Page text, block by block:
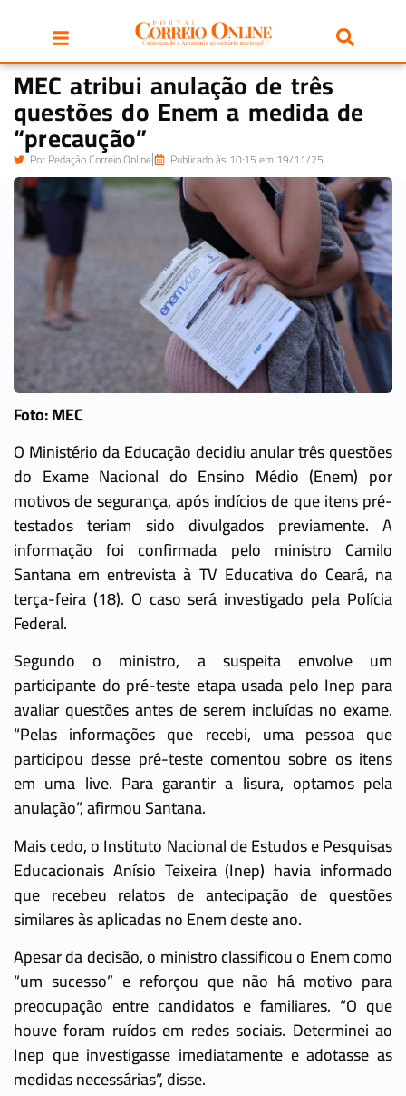
MEC atribui anulação de três
questões do Enem a medida de
“precaução”
PorRedação Correio Online Publicado às 10:15 em 19/11/25
Foto: MEC
O Ministério da Educação decidiu anular três questões
do Exame Nacional do Ensino Médio (Enem) por
motivos de segurança, após indícios de que itens pré-
testados teriam sido divulgados previamente. A
informação foi confirmada pelo ministro Camilo
Santana em entrevista à TV Educativa do Ceará, na
terça-feira (18). O caso será investigado pela Polícia
Federal.
Segundo o ministro, a suspeita envolve um
participante do pré-teste etapa usada pelo Inep para
avaliar questões antes de serem incluídas no exame.
“Pelas informações que recebi, uma pessoa que
participou desse pré-teste comentou sobre os itens
em uma live. Para garantir a lisura, optamos pela
anulação”, afirmou Santana.
Mais cedo, o Instituto Nacional de Estudos e Pesquisas
Educacionais Anísio Teixeira (Inep) havia informado
que recebeu relatos de antecipação de questões
similares às aplicadas no Enem deste ano.
Apesar da decisão, o ministro classificou o Enem como
“um sucesso” e reforçou que não há motivo para
preocupação entre candidatos e familiares. “O que
houve foram ruídos em redes sociais. Determinei ao
Inep que investigasse imediatamente e adotasse as
medidas necessárias”, disse.